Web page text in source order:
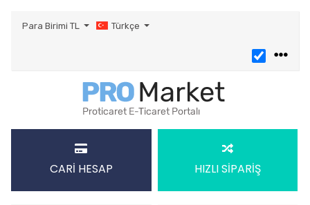
Para Birimi TL Türkçe
CARİ HESAP HIZLI SİPARİŞ